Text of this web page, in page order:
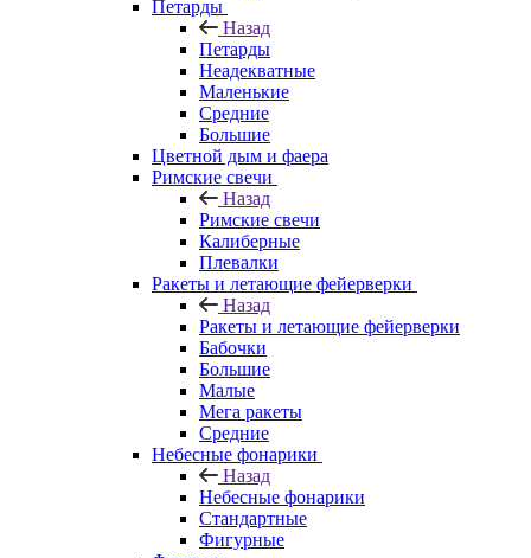
Петарды
Назад
Петарды
Неадекватные
Маленькие
Средние
Большие
Цветной дым и фаера
Римские свечи
Назад
Римские свечи
Калиберные
Плевалки
Ракеты и летающие фейерверки
Назад
Ракеты и летающие фейерверки
Бабочки
Большие
Малые
Мега ракеты
Средние
Небесные фонарики
Назад
Небесные фонарики
Стандартные
Фигурные